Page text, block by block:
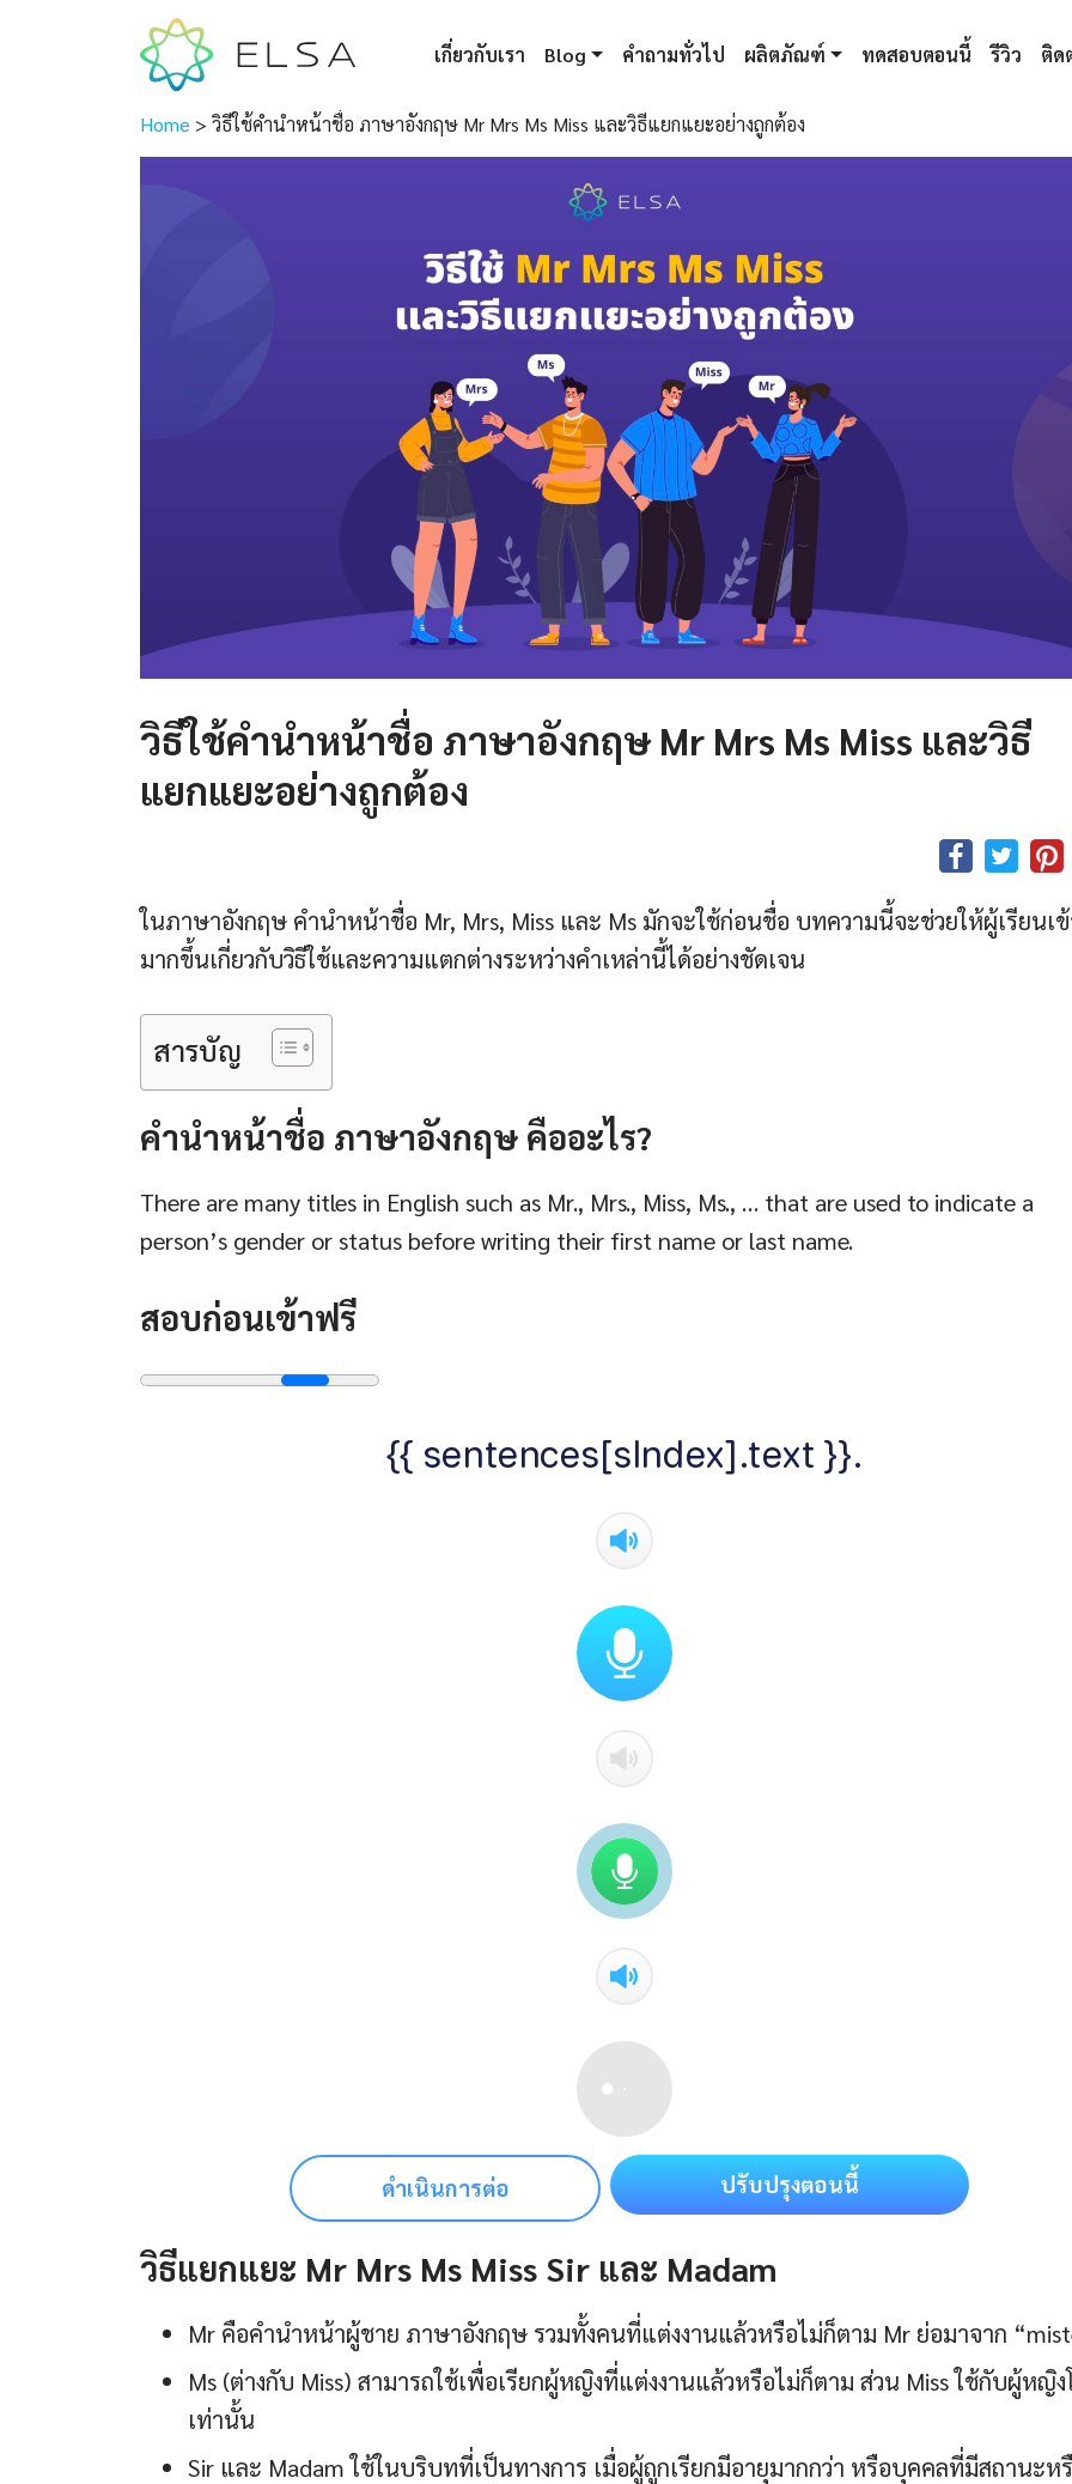
เกี่ยวกับเรา Blog คำถามทั่วไป ผลิตภัณฑ์ ทดสอบตอนนี้ รีวิว ติด
Home > วิธีใช้คํานําหน้าชื่อ ภาษาอังกฤษ Mr Mrs Ms Miss และวิธีแยกแยะอย่างถูกต้อง
วิธีใช้คํานําหน้าชื่อ ภาษาอังกฤษ Mr Mrs Ms Miss และวิธี
แยกแยะอย่างถูกต้อง
ในภาษาอังกฤษ คํานําหน้าชื่อ Mr, Mrs, Miss และ Ms มักจะใช้ก่อนชื่อ บทความนี้จะช่วยให้ผู้เรียนเข้
มากขึ้นเกี่ยวกับวิธีใช้และความแตกต่างระหว่างคำเหล่านี้ได้อย่างชัดเจน
สารบัญ
คํานําหน้าชื่อ ภาษาอังกฤษ คืออะไร?
There are many titles in English such as Mr., Mrs., Miss, Ms., … that are used to indicate a
person’s gender or status before writing their first name or last name.
สอบก่อนเข้าฟรี
{{ sentences[sIndex].text }}.
ดำเนินการต่อ ปรับปรุงตอนนี้
วิธีแยกแยะ Mr Mrs Ms Miss Sir และ Madam
Mr คือคํานําหน้าผู้ชาย ภาษาอังกฤษ รวมทั้งคนที่แต่งงานแล้วหรือไม่ก็ตาม Mr ย่อมาจาก
Ms (ต่างกับ Miss) สามารถใช้เพื่อเรียกผู้หญิงที่แต่งงานแล้วหรือไม่ก็ตาม ส่วน Miss ใช้กับผู้หญิง
เท่านั้น
Sir และ Madam ใช้ในบริบทที่เป็นทางการ เมื่อผู้ถูกเรียกมีอายุมากกว่า หรือบุคคลที่มีสถานะห